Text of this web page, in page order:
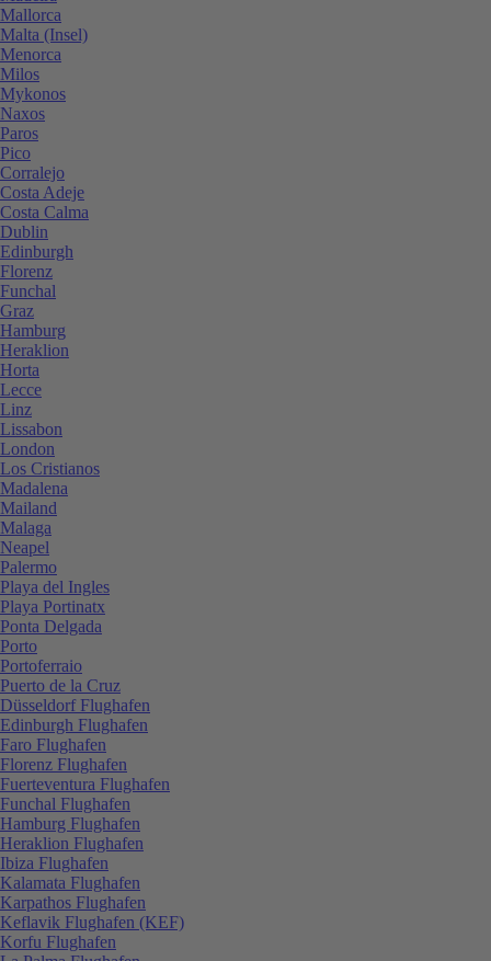
Mallorca
Malta (Insel)
Menorca
Milos
Mykonos
Naxos
Paros
Pico
Corralejo
Costa Adeje
Costa Calma
Dublin
Edinburgh
Florenz
Funchal
Graz
Hamburg
Heraklion
Horta
Lecce
Linz
Lissabon
London
Los Cristianos
Madalena
Mailand
Malaga
Neapel
Palermo
Playa del Ingles
Playa Portinatx
Ponta Delgada
Porto
Portoferraio
Puerto de la Cruz
Düsseldorf Flughafen
Edinburgh Flughafen
Faro Flughafen
Florenz Flughafen
Fuerteventura Flughafen
Funchal Flughafen
Hamburg Flughafen
Heraklion Flughafen
Ibiza Flughafen
Kalamata Flughafen
Karpathos Flughafen
Keflavik Flughafen (KEF)
Korfu Flughafen